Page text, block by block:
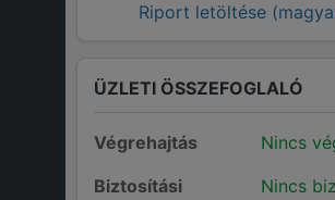
Riport letöltése
ÜZLETI ÖSSZEFOGLALÓ
Végrehajtás
Nincs
Biztosítási
Nincs